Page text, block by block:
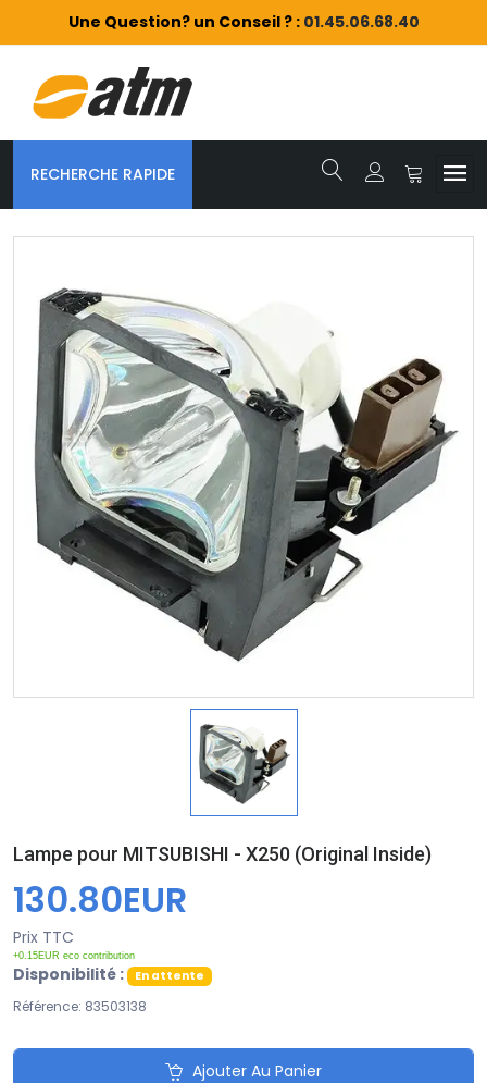
Une Question? un Conseil ? : 01.45.06.68.40
RECHERCHE RAPIDE
Lampe pour MITSUBISHI - X250 (Original Inside)
130.80EUR
Prix TTC
+0.15EUR eco contribution
Disponibilité : En attente
Référence: 83503138
Ajouter Au Panier